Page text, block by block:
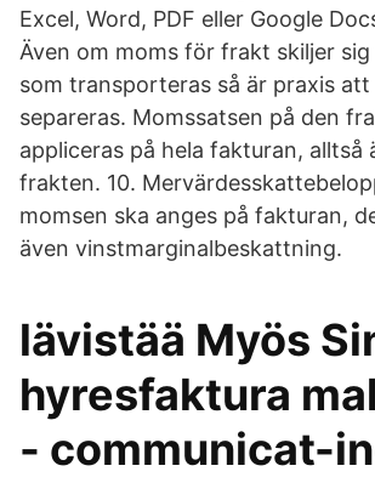
Excel, Word, PDF eller Google
Även om moms för frakt skiljer
som transporteras så är praxis
separeras. Momssatsen på den
appliceras på hela fakturan, alltså
frakten. 10.
momsen ska anges på fakturan,
även vinstmarginalbeskattning.
lävistää Myös
hyresfaktura
- communicat-